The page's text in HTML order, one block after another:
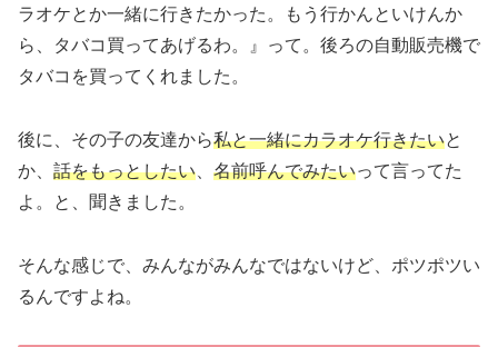
ラオケとか一緒に行きたかった。もう行かんといけんか
ら、タバコ買ってあげるわ。』って。後ろの自動販売機で
タバコを買ってくれました。
後に、その子の友達から私と一緒にカラオケ行きたいと
か、 話をもっとしたい 名前呼んでみたいって言ってた
よ。と、聞きました。
そんな感じで、みんながみんなではないけど、ポツポツい
るんですよね。